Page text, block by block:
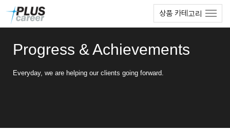
상품 카테고리
Progress & Achievements
Everyday, we are helping our clients going forward.